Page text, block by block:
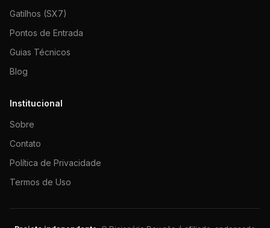
Gatilhos (SX7)
Pontos de Entrada
Guias Técnicos
Blog
Institucional
Sobre
Contato
Política de Privacidade
Termos de Uso